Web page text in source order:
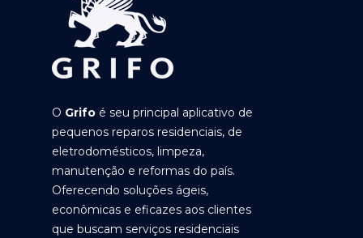
O Grifo é seu principal aplicativo de
pequenos reparos residenciais, de
eletrodomésticos, limpeza,
manutenção e reformas do país.
Oferecendo soluções ágeis,
econômicas e eficazes aos clientes
que buscam serviços residenciais